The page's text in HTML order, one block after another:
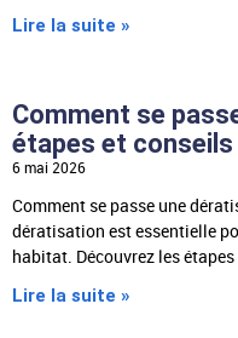
Lire la suite »
Comment se
étapes et
6 mai 2026
Comment se passe une
dératisation est essentielle
habitat. Découvrez les
Lire la suite »